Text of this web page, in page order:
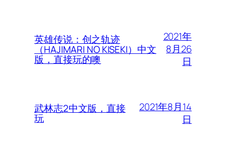
英雄传说：创之轨迹
（HAJIMARI NO KISEKI）中文
版，直接玩的噢
2021年
8月26
日
武林志2中文版，直接
玩
2021年8月14
日